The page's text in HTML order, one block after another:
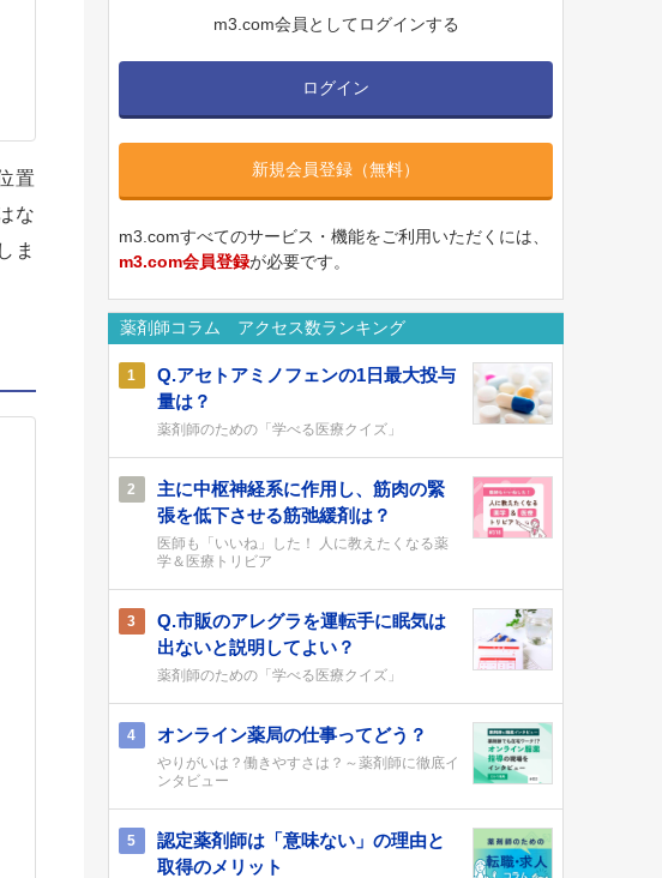
置
な
ま
m3.com会員としてログインする
ログイン
新規会員登録（無料）
m3.comすべてのサービス・機能をご利用いただくには、
m3.com会員登録が必要です。
薬剤師コラム アクセス数ランキング
1
Q.アセトアミノフェンの1日最大投与
量は？
薬剤師のための「学べる医療クイズ」
2
主に中枢神経系に作用し、筋肉の緊
張を低下させる筋弛緩剤は？
医師も「いいね」した！ 人に教えたくなる薬
学＆医療トリビア
3
Q.市販のアレグラを運転手に眠気は
出ないと説明してよい？
薬剤師のための「学べる医療クイズ」
4 オンライン薬局の仕事ってどう？
やりがいは？働きやすさは？～薬剤師に徹底イ
ンタビュー
5
認定薬剤師は「意味ない」の理由と
取得のメリット